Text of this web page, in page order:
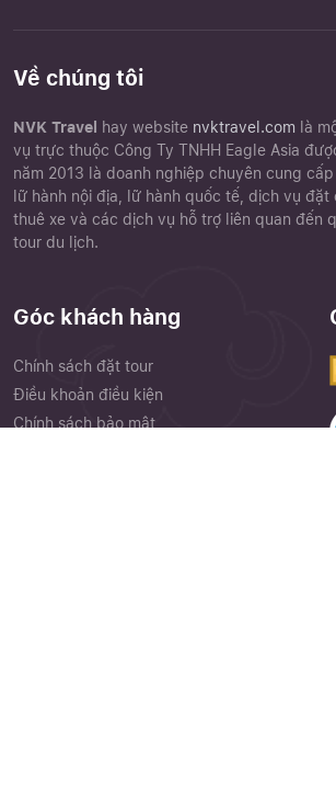
Về chúng tôi
NVK Travel hay website nvktravel.com là
vụ trực thuộc Công Ty TNHH Eagle Asia
năm 2013 là doanh nghiệp chuyên cung
lữ hành nội địa, lữ hành quốc tế, dịch vụ đặt
thuê xe và các dịch vụ hỗ trợ liên quan đến
tour du lịch.
Góc khách hàng
Chính sách đặt tour
Điều khoản điều kiện
Chính sách bảo mật